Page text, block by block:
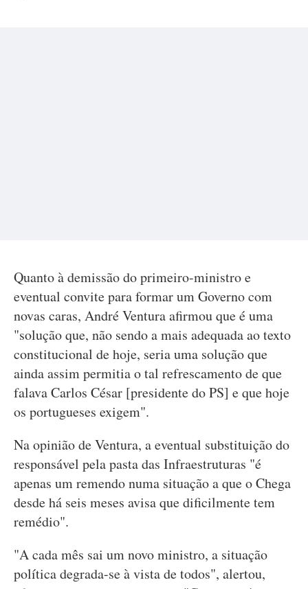
Quanto à demissão do primeiro-ministro e
eventual convite para formar um Governo com
novas caras, André Ventura afirmou que é uma
"solução que, não sendo a mais adequada ao texto
constitucional de hoje, seria uma solução que
ainda assim permitia o tal refrescamento de que
falava Carlos César [presidente do PS] e que hoje
os portugueses exigem".
Na opinião de Ventura, a eventual substituição do
responsável pela pasta das Infraestruturas "é
apenas um remendo numa situação a que o Chega
desde há seis meses avisa que dificilmente tem
remédio".
"A cada mês sai um novo ministro, a situação
política degrada-se à vista de todos", alertou,